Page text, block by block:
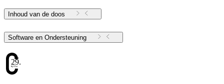
Inhoud van de doos
Software en Ondersteuning
29.77